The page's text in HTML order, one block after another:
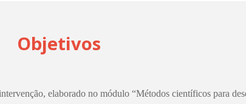
Objetivos
elaborado no módulo “Métodos científicos para